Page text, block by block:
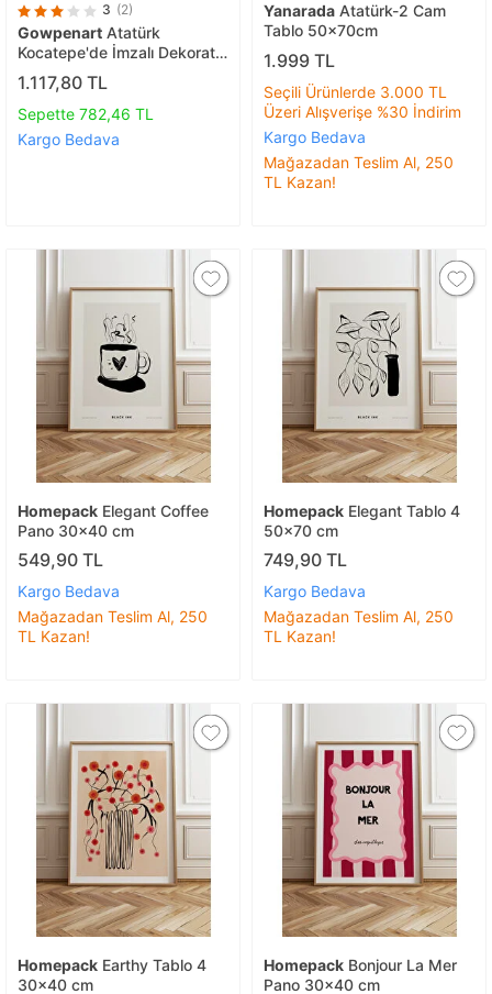
3 (2)
Gowpenart Atatürk
Kocatepe'de İmzalı Dekoratif
Siyah Metal Duvar Tablosu
1,5 Mm Kalınlık
1.117,80 TL
Sepette 782,46 TL
Kargo Bedava
Yanarada Atatürk-2 Cam
Tablo 50x70cm
1.999 TL
Seçili Ürünlerde 3.000 TL
Üzeri Alışverişe %30 İndirim
Kargo Bedava
Mağazadan Teslim Al, 250
TL Kazan!
Homepack Elegant Coffee
Pano 30x40 cm
549,90 TL
Kargo Bedava
Mağazadan Teslim Al, 250
TL Kazan!
Homepack Elegant Tablo 4
50x70 cm
749,90 TL
Kargo Bedava
Mağazadan Teslim Al, 250
TL Kazan!
Homepack Earthy Tablo 4
30x40 cm
Homepack Bonjour La Mer
Pano 30x40 cm